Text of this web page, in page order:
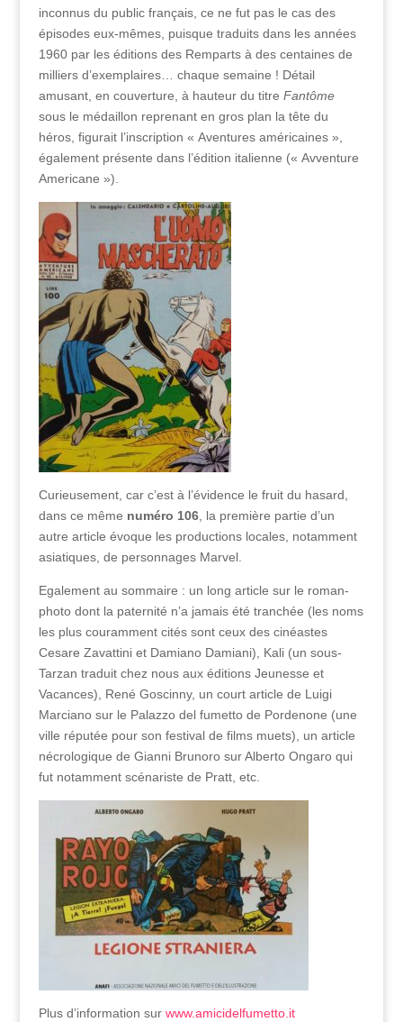
inconnus du public français, ce ne fut pas le cas des
épisodes eux-mêmes, puisque traduits dans les années
1960 par les éditions des Remparts à des centaines de
milliers d’exemplaires… chaque semaine ! Détail
amusant, en couverture, à hauteur du titre Fantôme
sous le médaillon reprenant en gros plan la tête du
héros, figurait l’inscription « Aventures américaines »,
également présente dans l’édition italienne (« Avventure
Americane »).
Curieusement, car c’est à l’évidence le fruit du hasard,
dans ce même numéro 106, la première partie d’un
autre article évoque les productions locales, notamment
asiatiques, de personnages Marvel.
Egalement au sommaire : un long article sur le roman-
photo dont la paternité n’a jamais été tranchée (les noms
les plus couramment cités sont ceux des cinéastes
Cesare Zavattini et Damiano Damiani), Kali (un sous-
Tarzan traduit chez nous aux éditions Jeunesse et
Vacances), René Goscinny, un court article de Luigi
Marciano sur le Palazzo del fumetto de Pordenone (une
ville réputée pour son festival de films muets), un article
nécrologique de Gianni Brunoro sur Alberto Ongaro qui
fut notamment scénariste de Pratt, etc.
Plus d’information sur www.amicidelfumetto.it